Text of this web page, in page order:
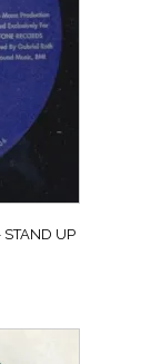
STAND UP